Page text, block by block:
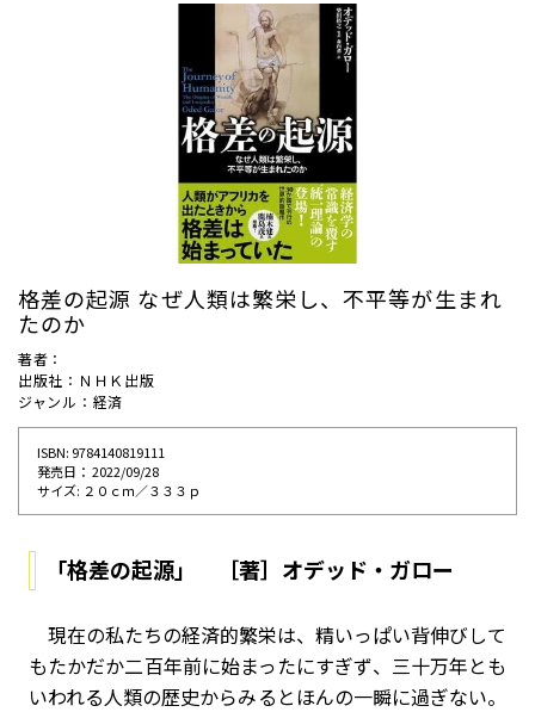
格差の起源 なぜ人類は繁栄し、不平等が生まれ
たのか
著者：
出版社：ＮＨＫ出版
ジャンル：経済
ISBN: 9784140819111
発売⽇： 2022/09/28
サイズ: ２０ｃｍ／３３３ｐ
「格差の起源」 ［著］オデッド・ガロー
現在の私たちの経済的繁栄は、精いっぱい背伸びして
もたかだか二百年前に始まったにすぎず、三十万年とも
いわれる人類の歴史からみるとほんの一瞬に過ぎない。